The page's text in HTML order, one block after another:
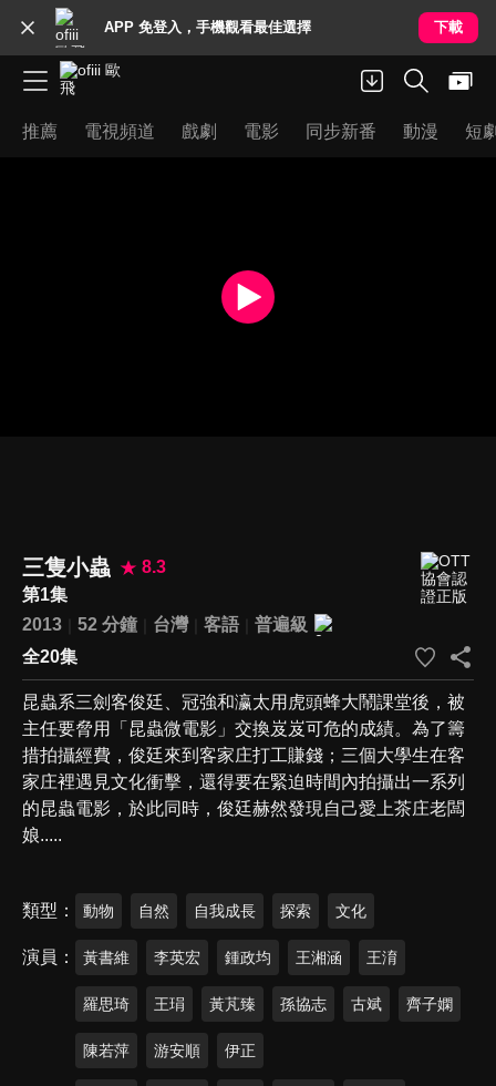
APP 免登入，手機觀看最佳選擇 下載
推薦 電視頻道 戲劇 電影 同步新番 動漫 短
三隻小蟲
8.3
第1集
2013
52 分鐘 台灣 客語
普遍級
全20集
昆蟲系三劍客俊廷、冠強和瀛太用虎頭蜂大鬧課堂後，被
主任要脅用「昆蟲微電影」交換岌岌可危的成績。為了籌
措拍攝經費，俊廷來到客家庄打工賺錢；三個大學生在客
家庄裡遇見文化衝擊，還得要在緊迫時間內拍攝出一系列
的昆蟲電影，於此同時，俊廷赫然發現自己愛上茶庄老闆
娘.....
類型 動物 自然 自我成長 探索 文化
演員 黃書維 李英宏 鍾政均 王湘涵 王淯
羅思琦 王琄 黃芃臻 孫協志 古斌 齊子嫻
陳若萍 游安順 伊正